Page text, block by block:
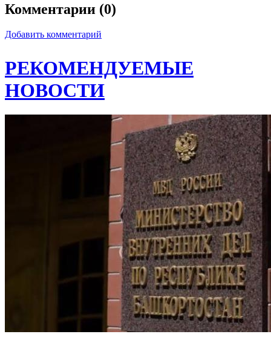
Комментарии (0)
Добавить комментарий
РЕКОМЕНДУЕМЫЕ
НОВОСТИ